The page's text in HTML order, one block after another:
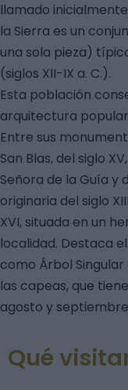
llamado
la Sierra es un
una sola pieza)
(siglos XII-IX a. C.).
Esta población
arquitectura
Entre sus
San Blas, del siglo
Señora de la Guía y
originaria del siglo
XVI, situada en un
localidad. Destaca
como Árbol
las capeas, que
agosto y
Qué